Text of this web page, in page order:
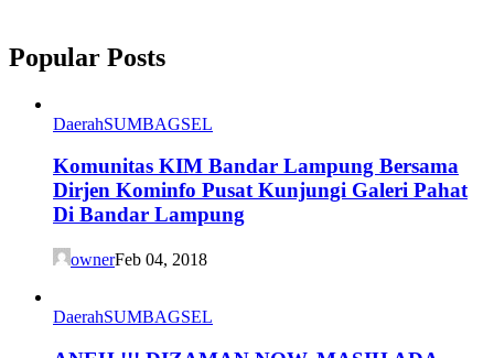
Popular Posts
DaerahSUMBAGSEL
Komunitas KIM Bandar Lampung Bersama
Dirjen Kominfo Pusat Kunjungi Galeri Pahat
Di Bandar Lampung
ownerFeb 04, 2018
DaerahSUMBAGSEL